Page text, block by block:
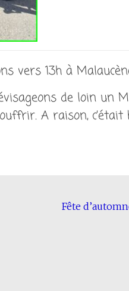
vers 13h à
de loin un
A raison, c’était
Fête